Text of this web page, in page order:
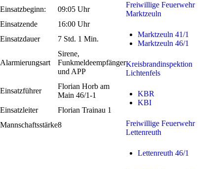
Einsatzbeginn:
09:05 Uhr
Einsatzende
16:00 Uhr
Einsatzdauer
7 Std. 1 Min.
Alarmierungsart
Sirene,
Funkmeldeempfänger
und APP
Einsatzführer
Florian Horb am
Main 46/1-1
Einsatzleiter
Florian Trainau 1
Mannschaftsstärke8
Freiwillige Feuerwehr
Marktzeuln
Marktzeuln 41/1
Marktzeuln 46/1
Kreisbrandinspektion
Lichtenfels
KBR
KBI
Freiwillige Feuerwehr
Lettenreuth
Lettenreuth 46/1